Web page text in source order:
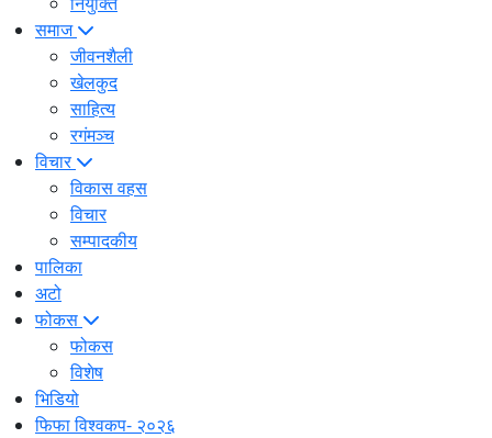
समाज
जीवनशैली
खेलकुद
साहित्य
रगंमञ्च
विचार
विकास वहस
विचार
सम्पादकीय
पालिका
अटो
फोकस
फोकस
विशेष
भिडियो
फिफा विश्वकप- २०२६